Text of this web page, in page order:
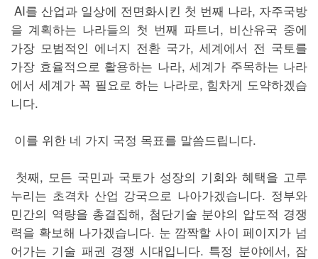
AI를 산업과 일상에 전면화시킨 첫 번째 나라, 자주국방
을 계획하는 나라들의 첫 번째 파트너, 비산유국 중에
가장 모범적인 에너지 전환 국가, 세계에서 전 국토를
가장 효율적으로 활용하는 나라, 세계가 주목하는 나라
에서 세계가 꼭 필요로 하는 나라로, 힘차게 도약하겠습
니다.
이를 위한 네 가지 국정 목표를 말씀드립니다.
첫째, 모든 국민과 국토가 성장의 기회와 혜택을 고루
누리는 초격차 산업 강국으로 나아가겠습니다. 정부와
민간의 역량을 총결집해, 첨단기술 분야의 압도적 경쟁
력을 확보해 나가겠습니다. 눈 깜짝할 사이 페이지가 넘
어가는 기술 패권 경쟁 시대입니다. 특정 분야에서, 잠